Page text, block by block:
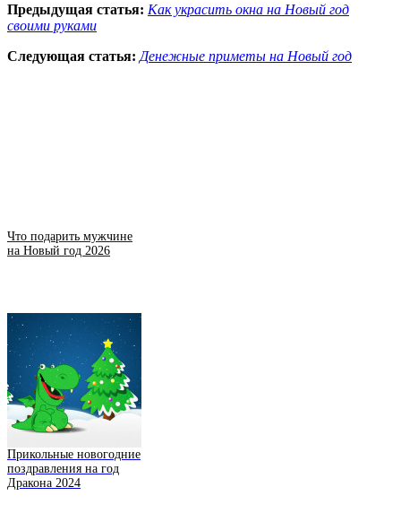
Предыдущая статья: Как украсить окна на Новый год
своими руками
Следующая статья: Денежные приметы на Новый год
Что подарить мужчине
на Новый год 2026
Прикольные новогодние
поздравления на год
Дракона 2024